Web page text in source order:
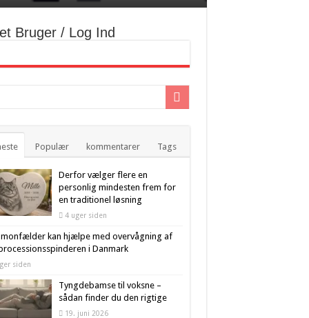
Bruger / Log Ind
Populær kommentarer Tags
Derfor vælger flere en
personlig mindesten frem for
en traditionel løsning
4 uger siden
kan hjælpe med overvågning af
i Danmark
siden
Tyngdebamse til voksne –
sådan finder du den rigtige
19. juni 2026